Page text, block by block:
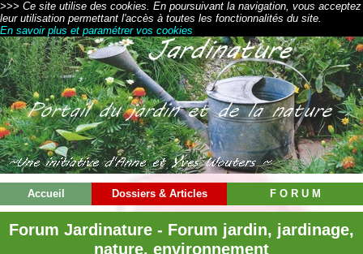
>>> Ce site utilise des cookies. En poursuivant la navigation, vous acceptez
leur utilisation permettant l'accès à toutes les fonctionnalités du site.
En savoir plus et paramétrer vos cookies
Accueil Dossiers & Articles F O R U M
Forum Jardinature - Forum jardin, jardinage,
nature, environnement